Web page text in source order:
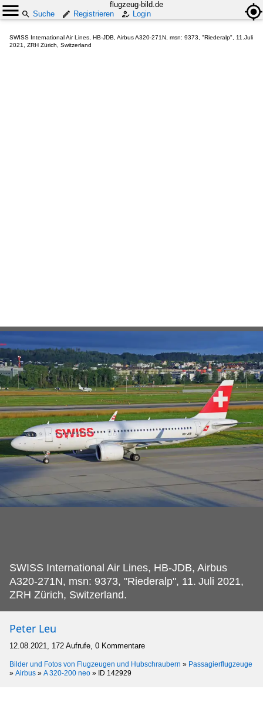
flugzeug-bild.de
Suche
Registrieren Login
SWISS International Air Lines, HB-JDB, Airbus A320-271N, msn: 9373, "Riederalp", 11.Juli
2021, ZRH Zürich, Switzerland
SWISS International Air Lines, HB-JDB, Airbus
A320-271N, msn: 9373, "Riederalp", 11. Juli 2021,
ZRH Zürich, Switzerland.
Peter Leu
12.08.2021, 172 Aufrufe, 0 Kommentare
Bilder und Fotos von Flugzeugen und Hubschraubern » Passagierflugzeuge
» Airbus » A 320-200 neo » ID 142929